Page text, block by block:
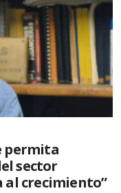
permita
sector
al crecimiento”